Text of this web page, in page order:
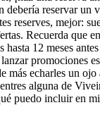
debería reservar un
reserves, mejor:
Recuerda que
hasta 12 meses
promociones
más echarles un ojo
alguna de
puedo incluir en